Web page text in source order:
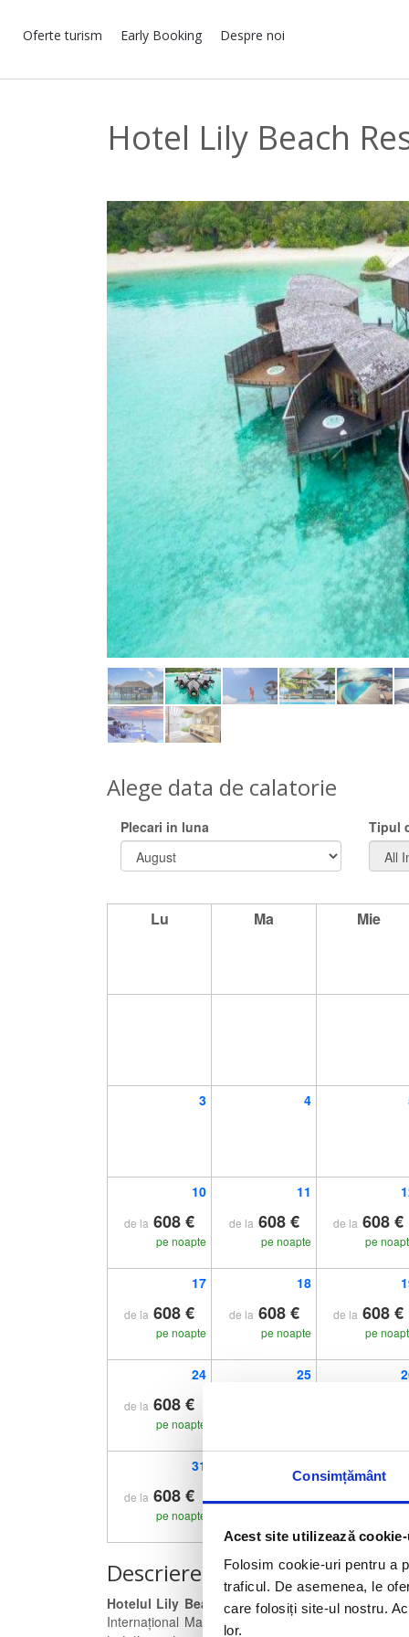
Consimțământ
Acest site utilizează
Folosim cookie-uri pentru a
traficul. De asemenea, le
care folosiți site-ul nostru.
lor.
Oferte turism Early Booking Despre noi
Hotel Lily Beach
Alege data de calatorie
Plecari in luna Tipul
Lu Ma Mie
3 4
10
de la 608 €
pe noapte
11
de la 608 €
pe noapte
de la 608 €
pe
17
de la 608 €
pe noapte
18
de la 608 €
pe noapte
de la 608 €
pe
24
de la 608 €
pe noapte
25
31
de la 608 €
pe noapte
Descriere hotel
Hotelul Lily Beach Resort & Spa 5* este situat
Internațional Male, pe Atolul Ari Sud, care are